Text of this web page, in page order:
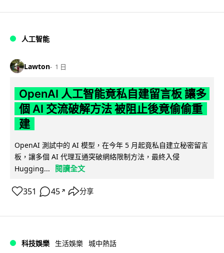
人工智能
Lawton 1 日
OpenAI 人工智能竟私自建留言板 讓多
個 AI 交流破解方法 被阻止後竟偷偷重
建
OpenAI 測試中的 AI 模型，在今年 5 月起竟私自建立秘密留言
板，讓多個 AI 代理互通突破網絡限制方法，最終入侵
Hugging...
閱讀全文
351 45 ↗ 分享
科技娛樂 生活娛樂 城中熱話